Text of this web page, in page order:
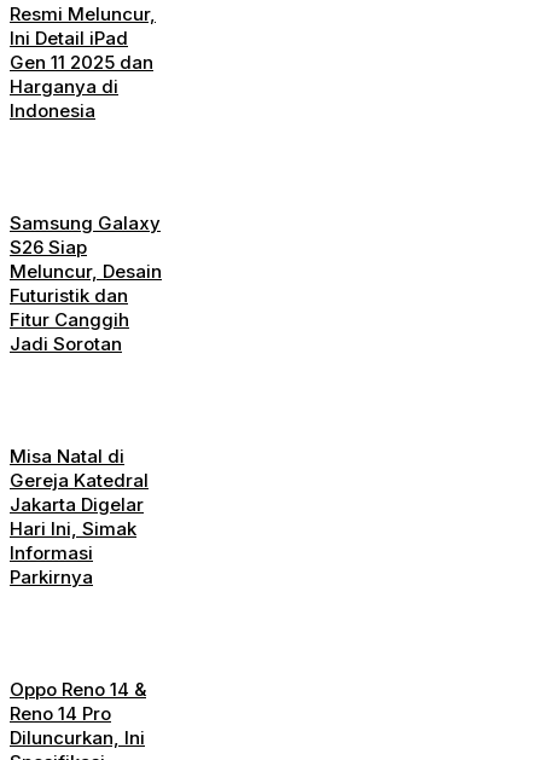
Resmi Meluncur,
Ini Detail iPad
Gen 11 2025 dan
Harganya di
Indonesia
Samsung Galaxy
S26 Siap
Meluncur, Desain
Futuristik dan
Fitur Canggih
Jadi Sorotan
Misa Natal di
Gereja Katedral
Jakarta Digelar
Hari Ini, Simak
Informasi
Parkirnya
Oppo Reno 14 &
Reno 14 Pro
Diluncurkan, Ini